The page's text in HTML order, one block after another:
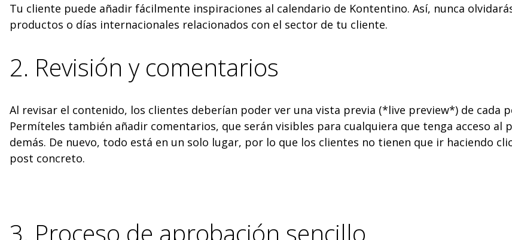
Tu cliente puede añadir fácilmente inspiraciones al calendario de Kontentino. Así, nunca
productos o días internacionales relacionados con el sector de tu cliente.
2. Revisión y comentarios
Al revisar el contenido, los clientes deberían poder ver una vista previa (*live preview*) de cada
Permíteles también añadir comentarios, que serán visibles para cualquiera que tenga acceso al
demás. De nuevo, todo está en un solo lugar, por lo que los clientes no tienen que ir haciendo
post concreto.
3. Proceso de aprobación sencillo